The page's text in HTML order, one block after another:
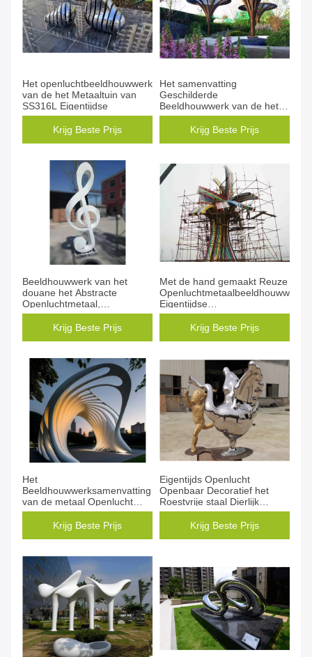
Het openluchtbeeldhouwwerk
van de het Metaaltuin van
SS316L Eigentijdse
Krijg Beste Prijs
Het samenvatting
Geschilderde
Beeldhouwwerk van de het
Metaalboom van SS316L
Openlucht 3m Hoogte
Krijg Beste Prijs
Beeldhouwwerk van het
douane het Abstracte
Openluchtmetaal,
Openluchtmetaal Art
SculptureKrijg Beste Prijs
Met de hand gemaakt Reuze
Openluchtmetaalbeeldhouwwerk,
Eigentijdse
Tuinbeeldhouwwerken
Krijg Beste Prijs
Het
Beeldhouwwerksamenvatting
van de metaal Openlucht
Moderne die Kunst voor de
Bouw van Decoratie wordt
Krijg Beste Prijs
Eigentijds Openlucht
Openbaar Decoratief het
Roestvrije staal Dierlijk
Beeldhouwwerk van
Metaalstandbeelden
Krijg Beste Prijs